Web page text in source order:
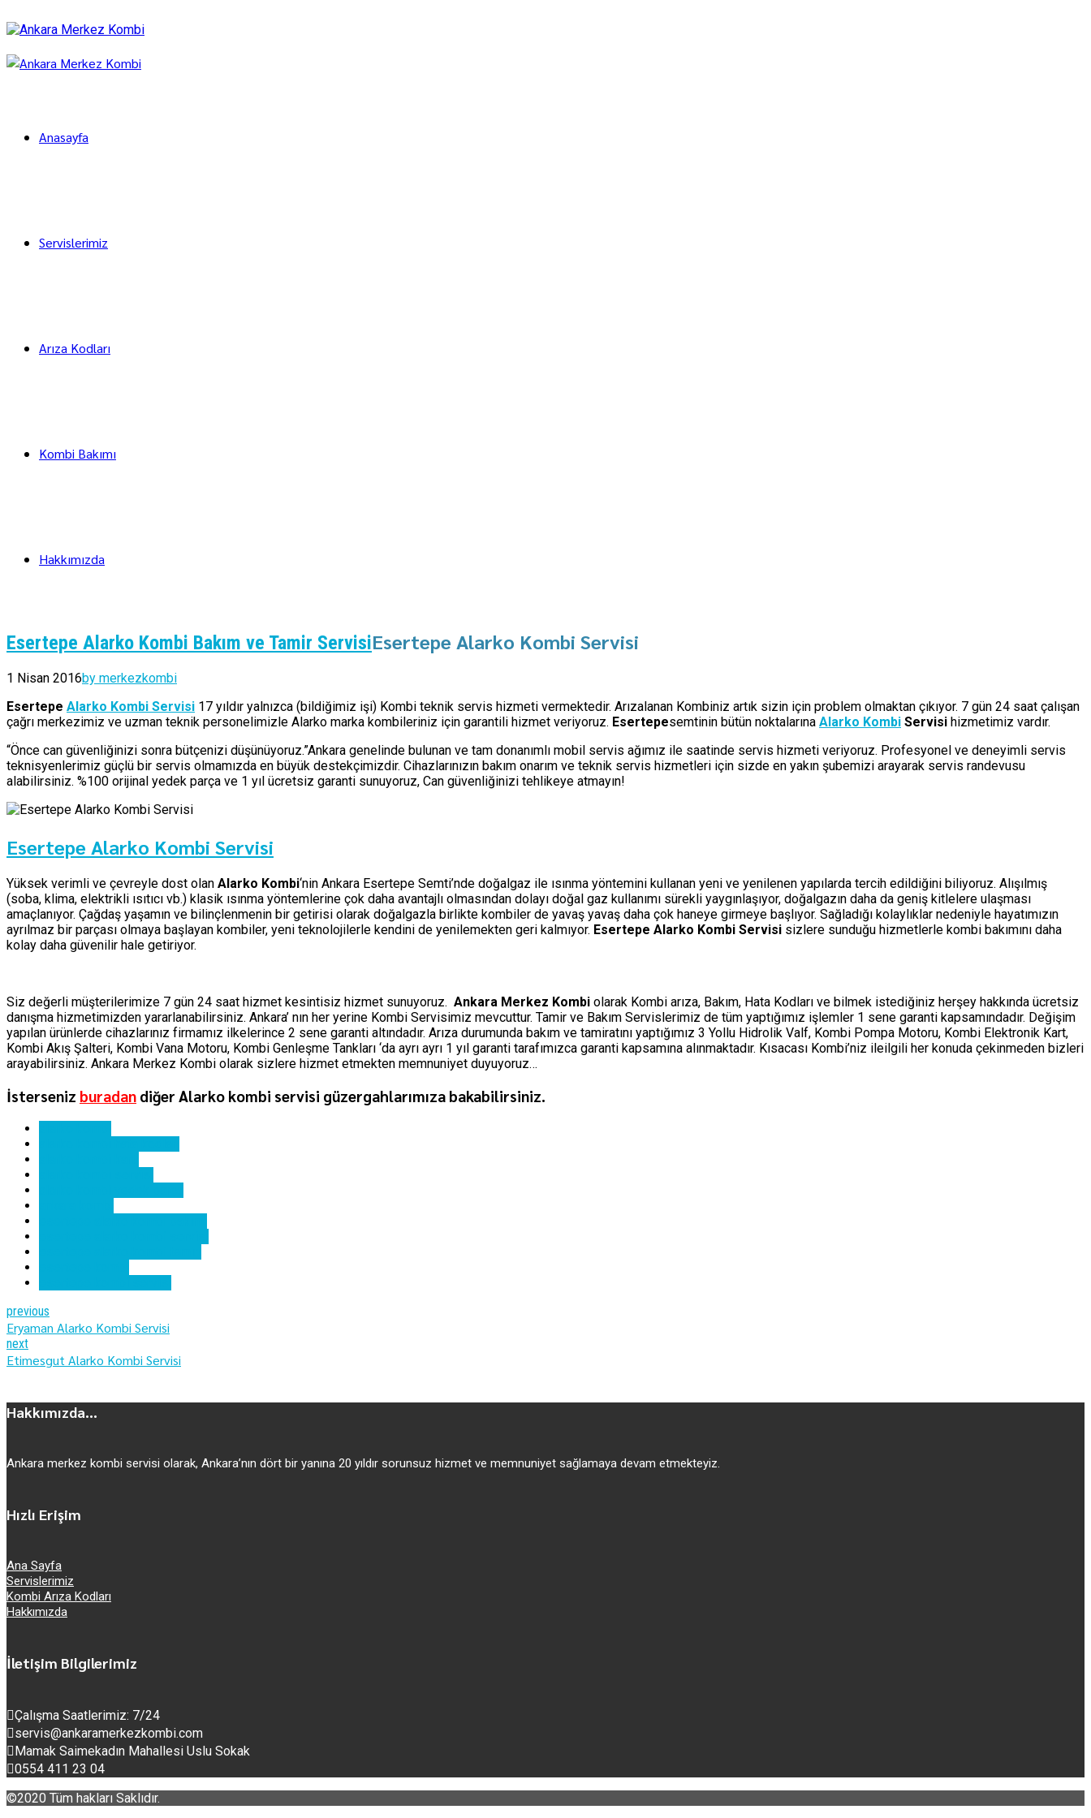
Anasayfa
Servislerimiz
Arıza Kodları
Kombi Bakımı
Hakkımızda
Esertepe Alarko Kombi Bakım ve Tamir ServisiEsertepe Alarko Kombi Servisi
1 Nisan 2016by merkezkombi
Esertepe Alarko Kombi Servisi 17 yıldır yalnızca (bildiğimiz işi) Kombi teknik servis hizmeti vermektedir. Arızalanan Kombiniz artık sizin için problem olmaktan çıkıyor. 7 gün 24 saat çalışan
çağrı merkezimiz ve uzman teknik personelimizle Alarko marka kombileriniz için garantili hizmet veriyoruz. Esertepesemtinin bütün noktalarına Alarko Kombi Servisi hizmetimiz vardır.
“Önce can güvenliğinizi sonra bütçenizi düşünüyoruz.”Ankara genelinde bulunan ve tam donanımlı mobil servis ağımız ile saatinde servis hizmeti veriyoruz. Profesyonel ve deneyimli servis
teknisyenlerimiz güçlü bir servis olmamızda en büyük destekçimizdir. Cihazlarınızın bakım onarım ve teknik servis hizmetleri için sizde en yakın şubemizi arayarak servis randevusu
alabilirsiniz. %100 orijinal yedek parça ve 1 yıl ücretsiz garanti sunuyoruz, Can güvenliğinizi tehlikeye atmayın!
Esertepe Alarko Kombi Servisi
Yüksek verimli ve çevreyle dost olan Alarko Kombi‘nin Ankara Esertepe Semti’nde doğalgaz ile ısınma yöntemini kullanan yeni ve yenilenen yapılarda tercih edildiğini biliyoruz. Alışılmış
(soba, klima, elektrikli ısıtıcı vb.) klasik ısınma yöntemlerine çok daha avantajlı olmasından dolayı doğal gaz kullanımı sürekli yaygınlaşıyor, doğalgazın daha da geniş kitlelere ulaşması
amaçlanıyor. Çağdaş yaşamın ve bilinçlenmenin bir getirisi olarak doğalgazla birlikte kombiler de yavaş yavaş daha çok haneye girmeye başlıyor. Sağladığı kolaylıklar nedeniyle hayatımızın
ayrılmaz bir parçası olmaya başlayan kombiler, yeni teknolojilerle kendini de yenilemekten geri kalmıyor. Esertepe Alarko Kombi Servisi sizlere sunduğu hizmetlerle kombi bakımını daha
kolay daha güvenilir hale getiriyor.
Siz değerli müşterilerimize 7 gün 24 saat hizmet kesintisiz hizmet sunuyoruz. Ankara Merkez Kombi olarak Kombi arıza, Bakım, Hata Kodları ve bilmek istediğiniz herşey hakkında ücretsiz
danışma hizmetimizden yararlanabilirsiniz. Ankara’ nın her yerine Kombi Servisimiz mevcuttur. Tamir ve Bakım Servislerimiz de tüm yaptığımız işlemler 1 sene garanti kapsamındadır. Değişim
yapılan ürünlerde cihazlarınız firmamız ilkelerince 2 sene garanti altındadır. Arıza durumunda bakım ve tamiratını yaptığımız 3 Yollu Hidrolik Valf, Kombi Pompa Motoru, Kombi Elektronik Kart,
Kombi Akış Şalteri, Kombi Vana Motoru, Kombi Genleşme Tankları ‘da ayrı ayrı 1 yıl garanti tarafımızca garanti kapsamına alınmaktadır. Kısacası Kombi’niz ileilgili her konuda çekinmeden bizleri
arayabilirsiniz. Ankara Merkez Kombi olarak sizlere hizmet etmekten memnuniyet duyuyoruz…
İsterseniz buradan diğer Alarko kombi servisi güzergahlarımıza bakabilirsiniz.
previous
Eryaman Alarko Kombi Servisi
next
Etimesgut Alarko Kombi Servisi
Hakkımızda...
Ankara merkez kombi servisi olarak, Ankara’nın dört bir yanına 20 yıldır sorunsuz hizmet ve memnuniyet sağlamaya devam etmekteyiz.
Hızlı Erişim
Ana Sayfa
Servislerimiz
Kombi Arıza Kodları
Hakkımızda
İletişim Bilgilerimiz
Çalışma Saatlerimiz: 7/24
servis@ankaramerkezkombi.com
Mamak Saimekadın Mahallesi Uslu Sokak
0554 411 23 04
©2020 Tüm hakları Saklıdır.